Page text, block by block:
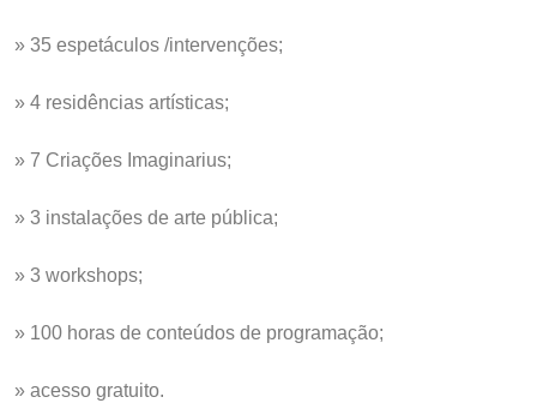
» 35 espetáculos /intervenções;
» 4 residências artísticas;
» 7 Criações Imaginarius;
» 3 instalações de arte pública;
» 3 workshops;
» 100 horas de conteúdos de programação;
» acesso gratuito.